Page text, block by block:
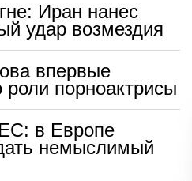
Иран нанес
удар возмездия
впервые
роли порноактрисы
в Европе
немыслимый